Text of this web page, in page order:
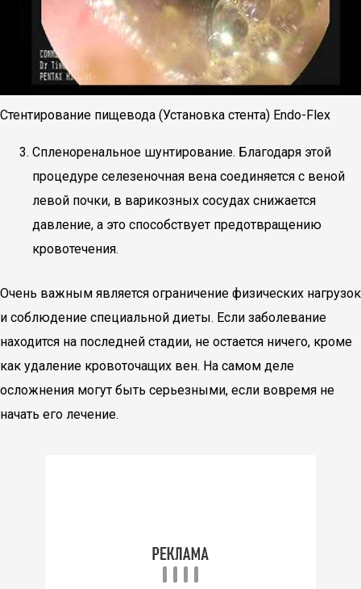
Стентирование пищевода (Установка стента) Endo-Flex
Спленоренальное шунтирование. Благодаря этой
процедуре селезеночная вена соединяется с веной
левой почки, в варикозных сосудах снижается
давление, а это способствует предотвращению
кровотечения.
Очень важным является ограничение физических нагрузок
и соблюдение специальной диеты. Если заболевание
находится на последней стадии, не остается ничего, кроме
как удаление кровоточащих вен. На самом деле
осложнения могут быть серьезными, если вовремя не
начать его лечение.